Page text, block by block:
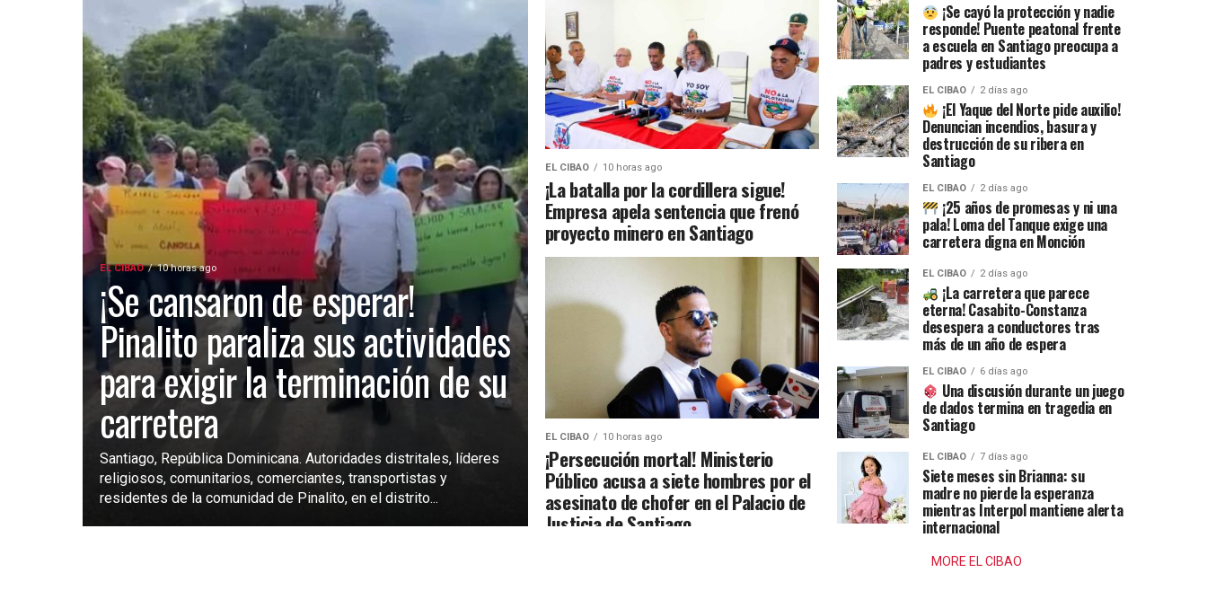
EL CIBAO 10 horas ago
¡Se cansaron de esperar!
Pinalito paraliza sus actividades
para exigir la terminación de su
carretera
Santiago, República Dominicana. Autoridades distritales, líderes
religiosos, comunitarios, comerciantes, transportistas y
residentes de la comunidad de Pinalito, en el distrito...
EL CIBAO 10 horas ago
¡La batalla por la cordillera sigue!
Empresa apela sentencia que frenó
proyecto minero en Santiago
EL CIBAO 10 horas ago
¡Persecución mortal! Ministerio
Público acusa a siete hombres por el
asesinato de chofer en el Palacio de
Justicia de Santiago
¡Se cayó la protección y nadie
responde! Puente peatonal frente
a escuela en Santiago preocupa a
padres y estudiantes
EL CIBAO 2 días ago
¡El Yaque del Norte pide auxilio!
Denuncian incendios, basura y
destrucción de su ribera en
Santiago
EL CIBAO 2 días ago
¡25 años de promesas y ni una
pala! Loma del Tanque exige una
carretera digna en Monción
EL CIBAO 2 días ago
¡La carretera que parece
eterna! Casabito-Constanza
desespera a conductores tras
más de un año de espera
EL CIBAO 6 días ago
Una discusión durante un juego
de dados termina en tragedia en
Santiago
EL CIBAO 7 días ago
Siete meses sin Brianna: su
madre no pierde la esperanza
mientras Interpol mantiene alerta
internacional
MORE EL CIBAO